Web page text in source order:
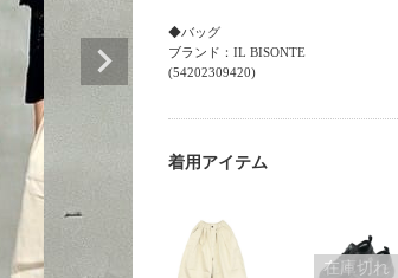
◆バッグ
ブランド：IL BISONTE
着用アイテム
在庫切れ